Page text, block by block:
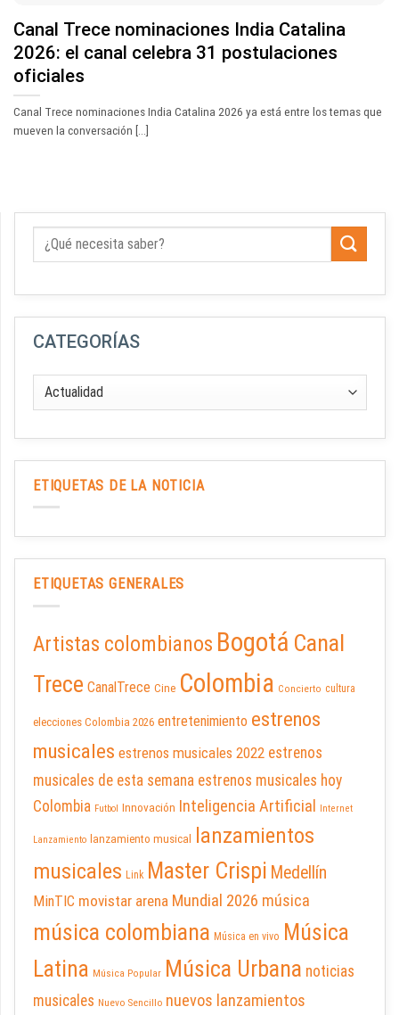
Canal Trece nominaciones India Catalina
2026: el canal celebra 31 postulaciones
oficiales
Canal Trece nominaciones India Catalina 2026 ya está entre los temas que
mueven la conversación [...]
CATEGORÍAS
ETIQUETAS DE LA NOTICIA
ETIQUETAS GENERALES
Artistas colombianos Bogotá Canal
Trece CanalTrece Cine Colombia Concierto cultura
elecciones Colombia 2026 entretenimiento estrenos
musicales estrenos musicales 2022 estrenos
musicales de esta semana estrenos musicales hoy
Colombia Futbol Innovación Inteligencia Artificial Internet
Lanzamiento lanzamiento musical
lanzamientos
musicales Link Master Crispi Medellín
MinTIC movistar arena Mundial 2026 música
música colombiana Música en vivo Música
Latina Música Popular Música Urbana noticias
musicales Nuevo Sencillo nuevos lanzamientos